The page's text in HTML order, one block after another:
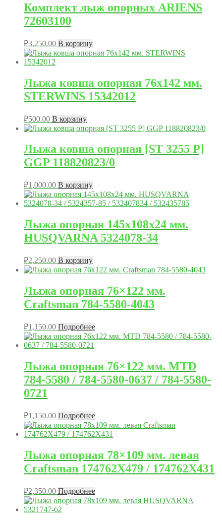
Комплект лыж опорных ARIENS
72603100
₽3,250.00 В корзину
Лыжа ковша опорная 76х142 мм.
STERWINS 15342012
₽500.00 В корзину
Лыжа ковша опорная [ST 3255 P]
GGP 118820823/0
₽1,000.00 В корзину
Лыжа опорная 145x108x24 мм.
HUSQVARNA 5324078-34
₽2,250.00 В корзину
Лыжа опорная 76×122 мм.
Craftsman 784-5580-4043
₽1,150.00 Подробнее
Лыжа опорная 76×122 мм. MTD
784-5580 / 784-5580-0637 / 784-5580-
0721
₽1,150.00 Подробнее
Лыжа опорная 78×109 мм. левая
Craftsman 174762X479 / 174762X431
₽2,350.00 Подробнее